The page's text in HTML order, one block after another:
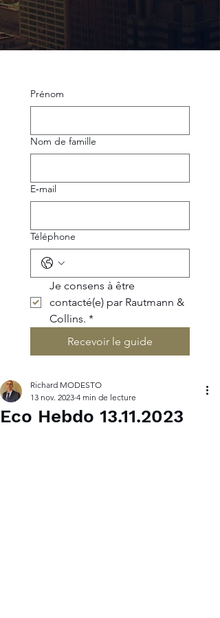
Prénom
Nom de famille
E‑mail
Téléphone
Je consens à être
contacté(e) par Rautmann &
Collins. *
Recevoir le guide
Eco Hebdo 13.11.2023
Richard MODESTO
13 nov. 2023 4 min de lecture